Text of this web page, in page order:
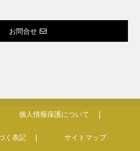
お問合せ
個人情報保護について
く表記 サイトマップ